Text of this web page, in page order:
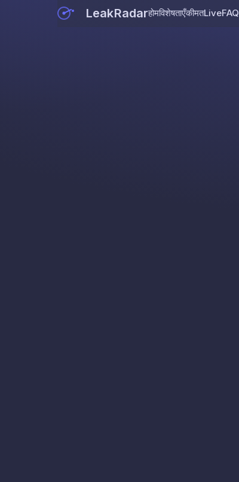
LeakRadarहोमविशेषताएँकीमतLiveFAQ